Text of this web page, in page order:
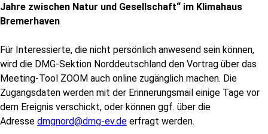
Jahre zwischen Natur und Gesellschaft“ im Klimahaus
Bremerhaven
Für Interessierte, die nicht persönlich anwesend sein können,
wird die DMG-Sektion Norddeutschland den Vortrag über das
Meeting-Tool ZOOM auch online zugänglich machen. Die
Zugangsdaten werden mit der Erinnerungsmail einige Tage vor
dem Ereignis verschickt, oder können ggf. über die
Adresse dmgnord@dmg-ev.de erfragt werden.